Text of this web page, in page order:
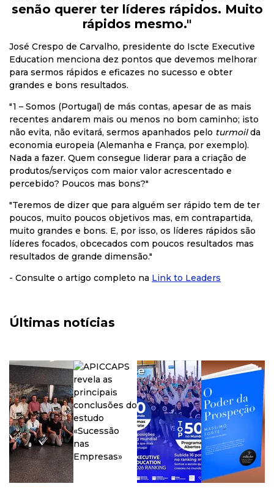
senão querer ter líderes rápidos. Muito
rápidos mesmo."
José Crespo de Carvalho, presidente do Iscte Executive
Education menciona dez pontos que devemos melhorar
para sermos rápidos e eficazes no sucesso e obter
grandes e bons resultados.
"1 – Somos (Portugal) de más contas, apesar de as mais
recentes andarem mais ou menos no bom caminho; isto
não evita, não evitará, sermos apanhados pelo turmoilda
economia europeia (Alemanha e França, por exemplo).
Nada a fazer. Quem consegue liderar para a criação de
produtos/serviços com maior valor acrescentado e
percebido? Poucos mas bons?"
"Teremos de dizer que para alguém ser rápido tem de ter
poucos, muito poucos objetivos mas, em contrapartida,
muito grandes e bons. E, por isso, os líderes rápidos são
líderes focados, obcecados com poucos resultados mas
resultados de grande dimensão."
- Consulte o artigo completo na Link to Leaders
Últimas notícias